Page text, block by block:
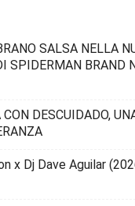
SALSA NELLA
SPIDERMAN BRAND
DESCUIDADO,
x Dj Dave Aguilar